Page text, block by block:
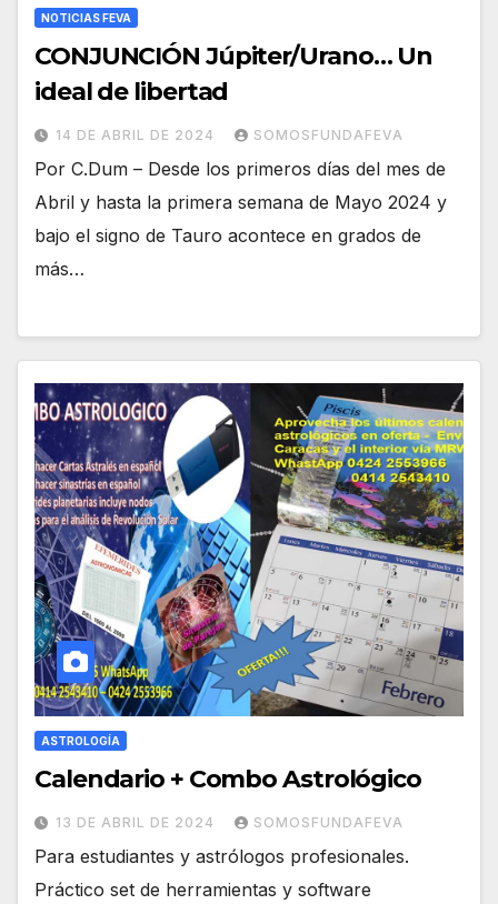
NOTICIAS FEVA
CONJUNCIÓN Júpiter/Urano… Un
ideal de libertad
14 DE ABRIL DE 2024 SOMOSFUNDAFEVA
Por C.Dum – Desde los primeros días del mes de
Abril y hasta la primera semana de Mayo 2024 y
bajo el signo de Tauro acontece en grados de
más…
ASTROLOGÍA
Calendario + Combo Astrológico
13 DE ABRIL DE 2024 SOMOSFUNDAFEVA
Para estudiantes y astrólogos profesionales.
Práctico set de herramientas y software